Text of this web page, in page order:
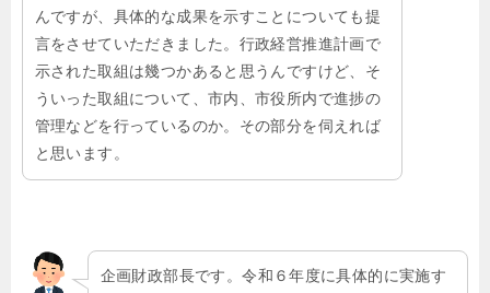
んですが、具体的な成果を示すことについても提
言をさせていただきました。行政経営推進計画で
示された取組は幾つかあると思うんですけど、そ
ういった取組について、市内、市役所内で進捗の
管理などを行っているのか。その部分を伺えれば
と思います。
企画財政部長です。令和６年度に具体的に実施す